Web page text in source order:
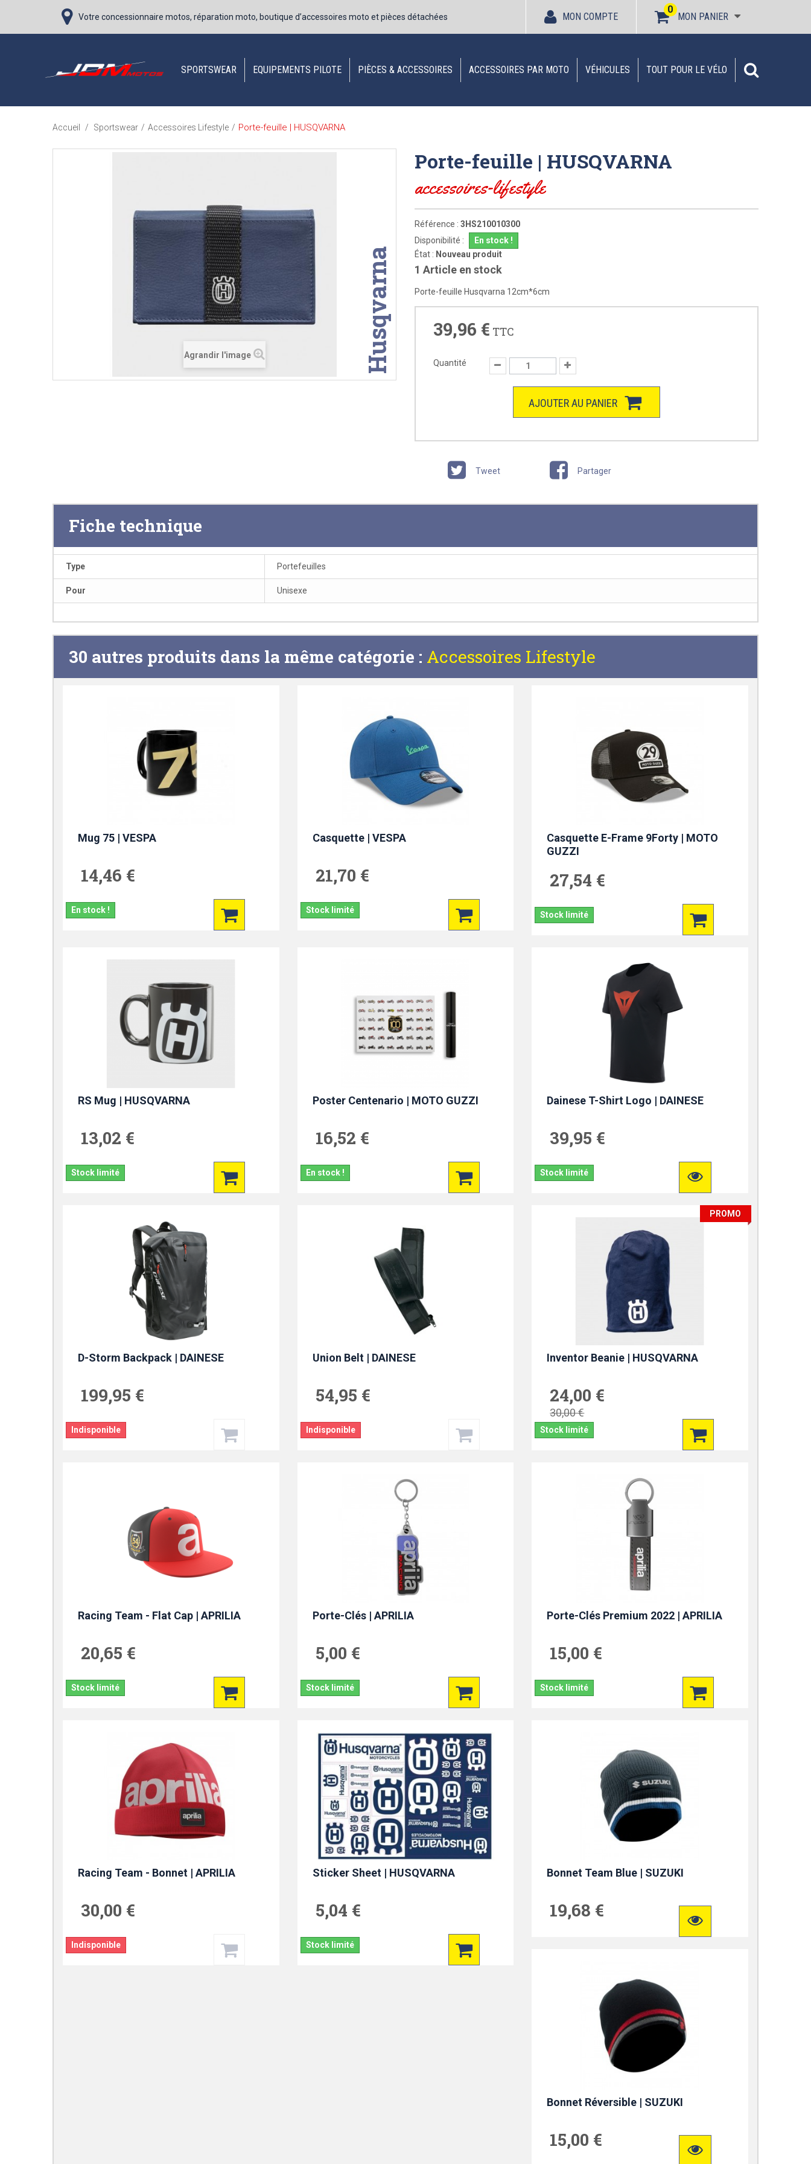
Votre concessionnaire motos, réparation moto, boutique d’accessoires moto et pièces détachées MON PANIER
0
MON COMPTE
SPORTSWEAR EQUIPEMENTS PILOTE PIÈCES & ACCESSOIRES ACCESSOIRES PAR MOTO VÉHICULES TOUT POUR LE VÉLO
Accueil / Sportswear / Accessoires Lifestyle / Porte-feuille | HUSQVARNA
Agrandir l'image Husqvarna
Porte-feuille | HUSQVARNA
accessoires-lifestyle
Référence : 3HS210010300
Disponibilité :
En stock !
État : Nouveau produit
1 Article en stock
Porte-feuille Husqvarna 12cm*6cm
39,96 € TTC
Quantité
AJOUTER AU PANIER
Tweet Partager
Fiche technique
Type Portefeuilles
Pour Unisexe
30 autres produits dans la même catégorie : Accessoires Lifestyle
Mug 75 | VESPA
14,46 €
En stock !
Casquette | VESPA
21,70 €
Stock limité
Casquette E-Frame 9Forty | MOTO
GUZZI
27,54 €
Stock limité
RS Mug | HUSQVARNA
13,02 €
Stock limité
Poster Centenario | MOTO GUZZI
16,52 €
En stock !
Dainese T-Shirt Logo | DAINESE
39,95 €
Stock limité
D-Storm Backpack | DAINESE
199,95 €
Indisponible
Union Belt | DAINESE
54,95 €
Indisponible
PROMO
Inventor Beanie | HUSQVARNA
24,00 €
30,00 €
Stock limité
Racing Team - Flat Cap | APRILIA
20,65 €
Stock limité
Porte-Clés | APRILIA
5,00 €
Stock limité
Porte-Clés Premium 2022 | APRILIA
15,00 €
Stock limité
Racing Team - Bonnet | APRILIA
30,00 €
Indisponible
Sticker Sheet | HUSQVARNA
5,04 €
Stock limité
Bonnet Team Blue | SUZUKI
19,68 €
Bonnet Réversible | SUZUKI
15,00 €